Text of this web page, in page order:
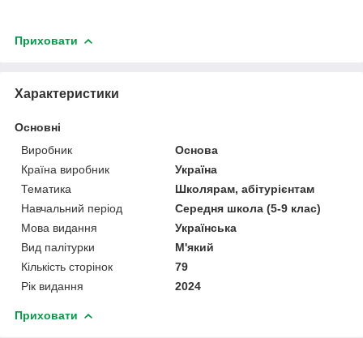
Приховати
Характеристики
Основні
Виробник
Основа
Країна виробник
Україна
Тематика
Школярам, абітурієнтам
Навчальний період
Середня школа (5-9 клас)
Мова видання
Українська
Вид палітурки
М'який
Кількість сторінок
79
Рік видання
2024
Приховати